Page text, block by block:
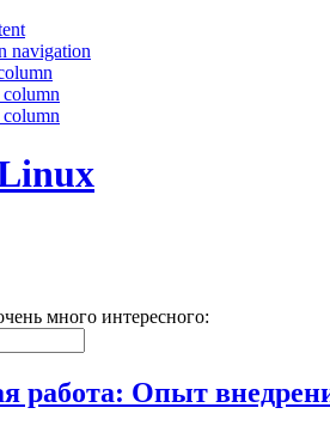
navigation
много интересного:
работа: Опыт